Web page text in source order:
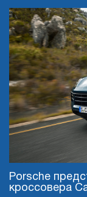
Porsche
кроссовера